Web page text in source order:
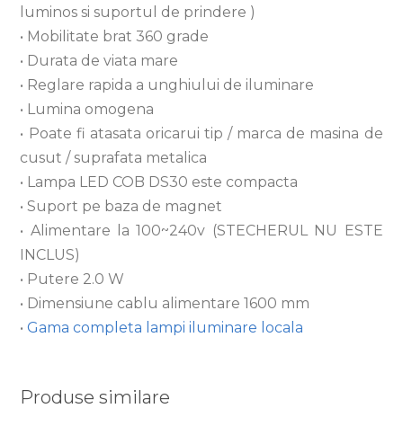
luminos si suportul de prindere )
• Mobilitate brat 360 grade
• Durata de viata mare
• Reglare rapida a unghiului de iluminare
• Lumina omogena
• Poate fi atasata oricarui tip / marca de masina de
cusut / suprafata metalica
• Lampa LED COB DS30 este compacta
• Suport pe baza de magnet
• Alimentare la 100~240v (STECHERUL NU ESTE
INCLUS)
• Putere 2.0 W
• Dimensiune cablu alimentare 1600 mm
•Gama completa lampi iluminare locala
Produse similare